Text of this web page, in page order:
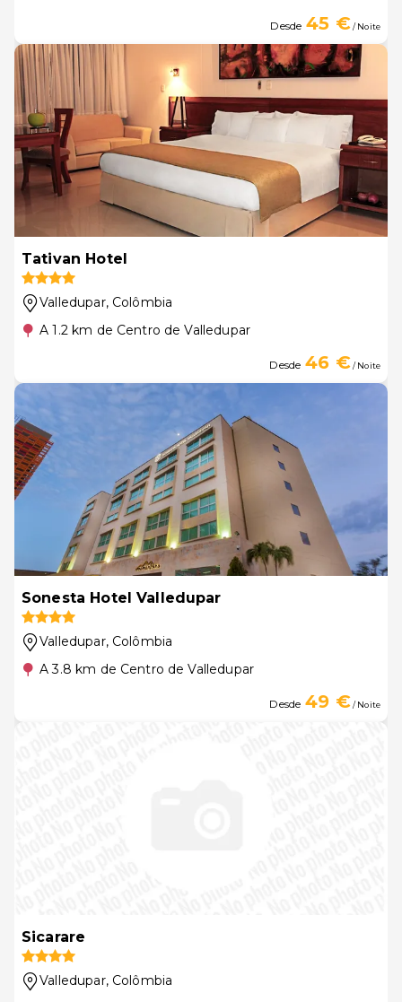
Desde 45 €/ Noite
Tativan Hotel
Valledupar, Colômbia
A 1.2 km de Centro de Valledupar
Desde 46 €/ Noite
Sonesta Hotel Valledupar
Valledupar, Colômbia
A 3.8 km de Centro de Valledupar
Desde 49 €/ Noite
Sicarare
Valledupar, Colômbia